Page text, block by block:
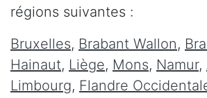
régions suivantes :
Bruxelles, Brabant Wallon,
Hainaut, Liège, Mons, Namur,
Limbourg, Flandre